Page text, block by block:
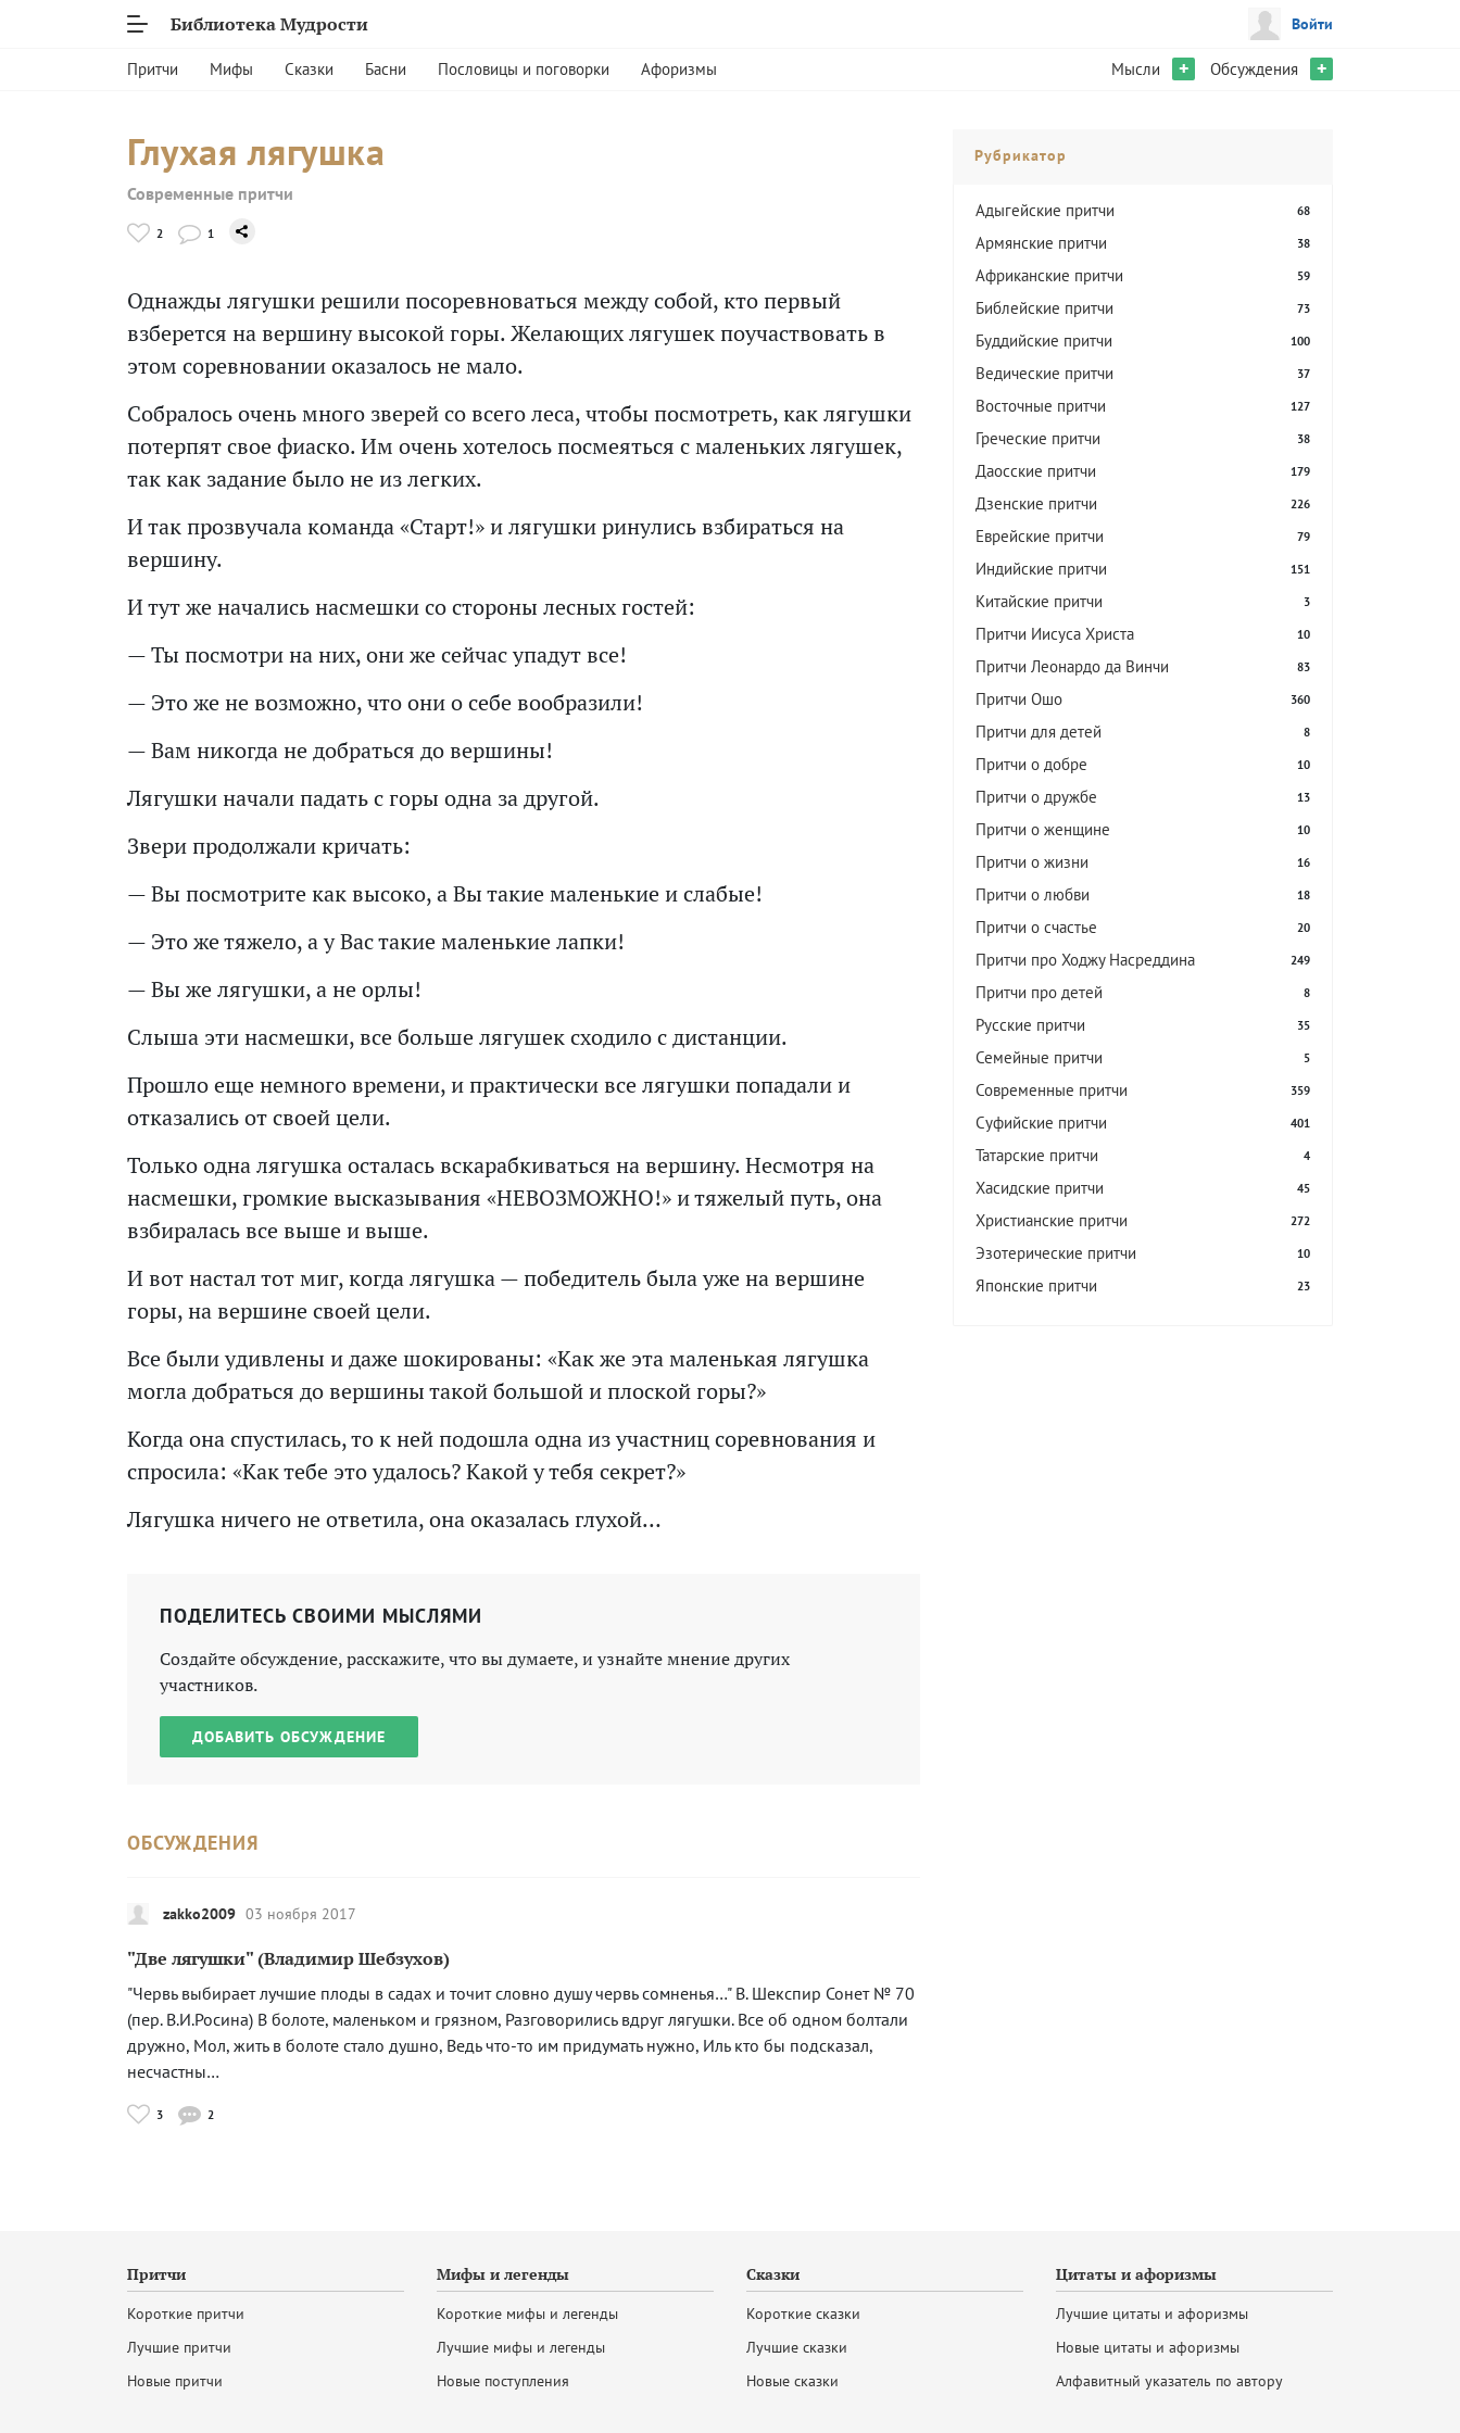
Библиотека Мудрости Войти
Притчи Мифы Сказки Басни Пословицы и поговорки Афоризмы Мысли + Обсуждения +
Глухая лягушка
Современные притчи
2 1
Однажды лягушки решили посоревноваться между собой, кто первый
взберется на вершину высокой горы. Желающих лягушек поучаствовать в
этом соревновании оказалось не мало.
Собралось очень много зверей со всего леса, чтобы посмотреть, как лягушки
потерпят свое фиаско. Им очень хотелось посмеяться с маленьких лягушек,
так как задание было не из легких.
И так прозвучала команда «Старт!» и лягушки ринулись взбираться на
вершину.
И тут же начались насмешки со стороны лесных гостей:
— Ты посмотри на них, они же сейчас упадут все!
— Это же не возможно, что они о себе вообразили!
— Вам никогда не добраться до вершины!
Лягушки начали падать с горы одна за другой.
Звери продолжали кричать:
— Вы посмотрите как высоко, а Вы такие маленькие и слабые!
— Это же тяжело, а у Вас такие маленькие лапки!
— Вы же лягушки, а не орлы!
Слыша эти насмешки, все больше лягушек сходило с дистанции.
Прошло еще немного времени, и практически все лягушки попадали и
отказались от своей цели.
Только одна лягушка осталась вскарабкиваться на вершину. Несмотря на
насмешки, громкие высказывания «НЕВОЗМОЖНО!» и тяжелый путь, она
взбиралась все выше и выше.
И вот настал тот миг, когда лягушка — победитель была уже на вершине
горы, на вершине своей цели.
Все были удивлены и даже шокированы: «Как же эта маленькая лягушка
могла добраться до вершины такой большой и плоской горы?»
Когда она спустилась, то к ней подошла одна из участниц соревнования и
спросила: «Как тебе это удалось? Какой у тебя секрет?»
Лягушка ничего не ответила, она оказалась глухой…
ПОДЕЛИТЕСЬ СВОИМИ МЫСЛЯМИ
Создайте обсуждение, расскажите, что вы думаете, и узнайте мнение других
участников.
ДОБАВИТЬ ОБСУЖДЕНИЕ
ОБСУЖДЕНИЯ
zakko2009 03 ноября 2017
"Две лягушки" (Владимир Шебзухов)
"Червь выбирает лучшие плоды в садах и точит словно душу червь сомненья…" В. Шекспир Сонет № 70
(пер. В.И.Росина) В болоте, маленьком и грязном, Разговорились вдруг лягушки. Все об одном болтали
дружно, Мол, жить в болоте стало душно, Ведь что-то им придумать нужно, Иль кто бы подсказал,
несчастны…
3 2
Рубрикатор
Адыгейские притчи 68
Армянские притчи 38
Африканские притчи 59
Библейские притчи 73
Буддийские притчи 100
Ведические притчи 37
Восточные притчи 127
Греческие притчи 38
Даосские притчи 179
Дзенские притчи 226
Еврейские притчи 79
Индийские притчи 151
Китайские притчи 3
Притчи Иисуса Христа 10
Притчи Леонардо да Винчи 83
Притчи Ошо 360
Притчи для детей 8
Притчи о добре 10
Притчи о дружбе 13
Притчи о женщине 10
Притчи о жизни 16
Притчи о любви 18
Притчи о счастье 20
Притчи про Ходжу Насреддина 249
Притчи про детей 8
Русские притчи 35
Семейные притчи 5
Современные притчи 359
Суфийские притчи 401
Татарские притчи 4
Хасидские притчи 45
Христианские притчи 272
Эзотерические притчи 10
Японские притчи 23
Притчи
Короткие притчи
Лучшие притчи
Новые притчи
Мифы и легенды
Короткие мифы и легенды
Лучшие мифы и легенды
Новые поступления
Сказки
Короткие сказки
Лучшие сказки
Новые сказки
Цитаты и афоризмы
Лучшие цитаты и афоризмы
Новые цитаты и афоризмы
Алфавитный указатель по автору